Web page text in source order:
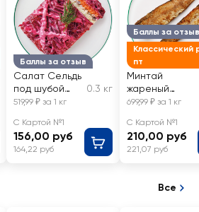
Баллы за отзыв
Салат Сельдь
под шубой
классический
весовой
0.3 кг
519,99 ₽ за 1 кг
С Картой №1
156,00 руб
164,22 руб
Баллы за отзыв
Классический
пт
Минтай
жареный
ЛЕНТА FRESH,
699,99 ₽ за 1 кг
С Картой №1
210,00 руб
221,07 руб
Все